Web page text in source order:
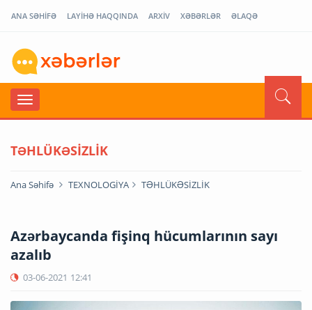
ANA SƏHİFƏ LAYİHƏ HAQQINDA ARXİV XƏBƏRLƏR ƏLAQƏ
TƏHLÜKƏSİZLİK
Ana Səhifə TEXNOLOGİYA TƏHLÜKƏSİZLİK
Azərbaycanda fişinq hücumlarının sayı
azalıb
03-06-2021 12:41